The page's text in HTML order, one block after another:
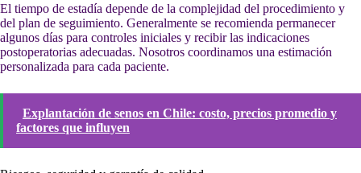
El tiempo de estadía depende de la complejidad del procedimiento y
del plan de seguimiento. Generalmente se recomienda permanecer
algunos días para controles iniciales y recibir las indicaciones
postoperatorias adecuadas. Nosotros coordinamos una estimación
personalizada para cada paciente.
Explantación de senos en Chile: costo, precios promedio y
factores que influyen